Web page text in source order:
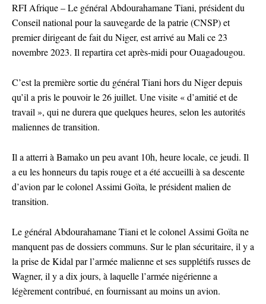
RFI Afrique – Le général Abdourahamane Tiani, président du
Conseil national pour la sauvegarde de la patrie (CNSP) et
premier dirigeant de fait du Niger, est arrivé au Mali ce 23
novembre 2023. Il repartira cet après-midi pour Ouagadougou.
C’est la première sortie du général Tiani hors du Niger depuis
qu’il a pris le pouvoir le 26 juillet. Une visite « d’amitié et de
travail », qui ne durera que quelques heures, selon les autorités
maliennes de transition.
Il a atterri à Bamako un peu avant 10h, heure locale, ce jeudi. Il
a eu les honneurs du tapis rouge et a été accueilli à sa descente
d’avion par le colonel Assimi Goïta, le président malien de
transition.
Le général Abdourahamane Tiani et le colonel Assimi Goïta ne
manquent pas de dossiers communs. Sur le plan sécuritaire, il y a
la prise de Kidal par l’armée malienne et ses supplétifs russes de
Wagner, il y a dix jours, à laquelle l’armée nigérienne a
légèrement contribué, en fournissant au moins un avion.